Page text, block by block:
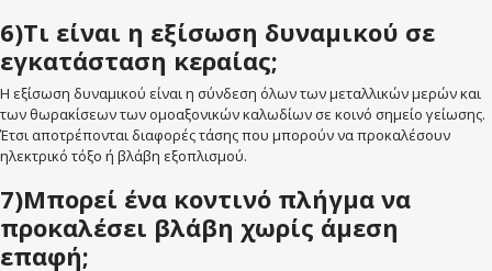
6)Τι είναι η εξίσωση δυναμικού σε
εγκατάσταση κεραίας;
Η εξίσωση δυναμικού είναι η σύνδεση όλων των μεταλλικών μερών και
των θωρακίσεων των ομοαξονικών καλωδίων σε κοινό σημείο γείωσης.
Έτσι αποτρέπονται διαφορές τάσης που μπορούν να προκαλέσουν
ηλεκτρικό τόξο ή βλάβη εξοπλισμού.
7)Μπορεί ένα κοντινό πλήγμα να
προκαλέσει βλάβη χωρίς άμεση
επαφή;